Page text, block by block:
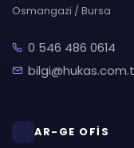
Osmangazi / Bursa
0 546 486 0614
AR-GE OFİS